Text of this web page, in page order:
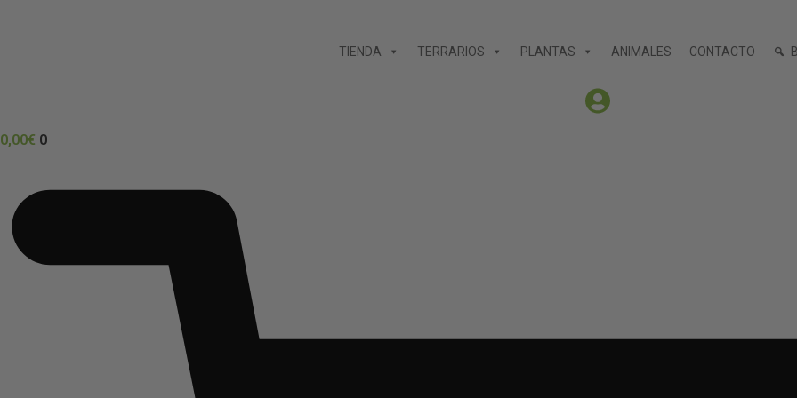
TIENDA TERRARIOS PLANTAS ANIMALES CONTACTO
0,00€ 0